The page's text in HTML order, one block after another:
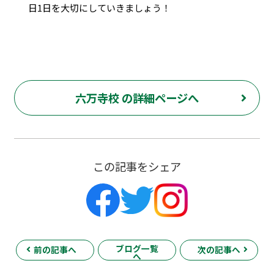
日1日を大切にしていきましょう！
六万寺校 の詳細ページへ
この記事をシェア
前の記事へ ブログ一覧
へ
次の記事へ